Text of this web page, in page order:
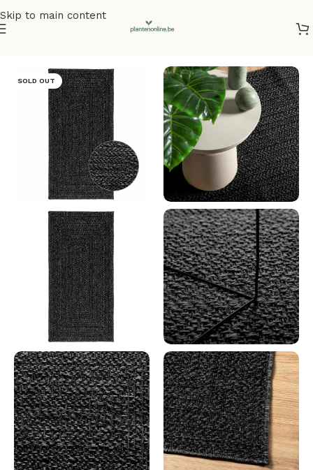
Skip to main content
SOLD OUT